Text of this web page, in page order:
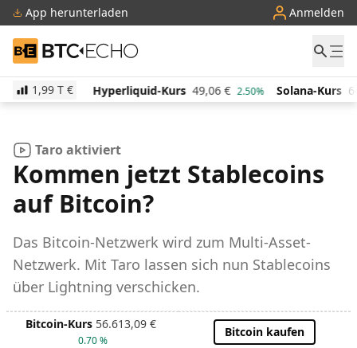
App herunterladen Anmelden
BTC-ECHO
1,99 T €
€ -0.20% Hyperliquid-Kurs 49,06 € 2.50% Solana-Kurs
Taro aktiviert
Kommen jetzt Stablecoins
auf Bitcoin?
Das Bitcoin-Netzwerk wird zum Multi-Asset-
Netzwerk. Mit Taro lassen sich nun Stablecoins
über Lightning verschicken.
Bitcoin-Kurs 56.613,09 €
0.70 %
Bitcoin kaufen